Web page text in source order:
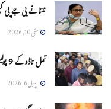
ممتا نے بی جے
مئی 10, 2026
تمل ناڈو کے 9 پولیس اہلکاروں کو سزائے موت
اپریل 6, 2026